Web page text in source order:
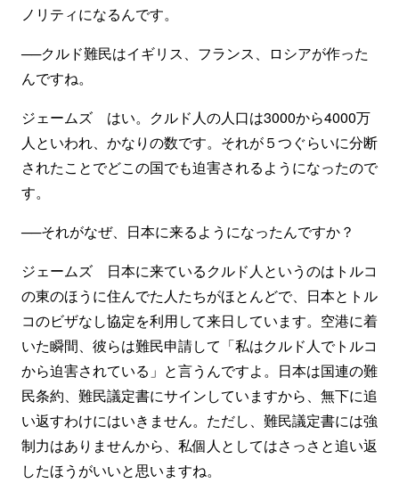
ノリティになるんです。
──クルド難民はイギリス、フランス、ロシアが作った
んですね。
ジェームズ はい。クルド人の人口は3000から4000万
人といわれ、かなりの数です。それが５つぐらいに分断
されたことでどこの国でも迫害されるようになったので
す。
──それがなぜ、日本に来るようになったんですか？
ジェームズ 日本に来ているクルド人というのはトルコ
の東のほうに住んでた人たちがほとんどで、日本とトル
コのビザなし協定を利用して来日しています。空港に着
いた瞬間、彼らは難民申請して「私はクルド人でトルコ
から迫害されている」と言うんですよ。日本は国連の難
民条約、難民議定書にサインしていますから、無下に追
い返すわけにはいきません。ただし、難民議定書には強
制力はありませんから、私個人としてはさっさと追い返
したほうがいいと思いますね。